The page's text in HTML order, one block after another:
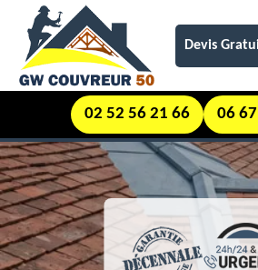
Devis
02 52 56 21 66 06